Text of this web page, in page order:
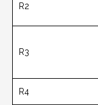
R2
R3
R4